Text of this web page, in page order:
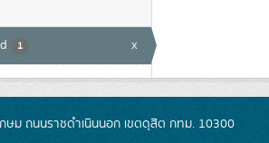
1 x
ษม ถนนราชดำเนินนอก เขตดุสิต กทม. 10300